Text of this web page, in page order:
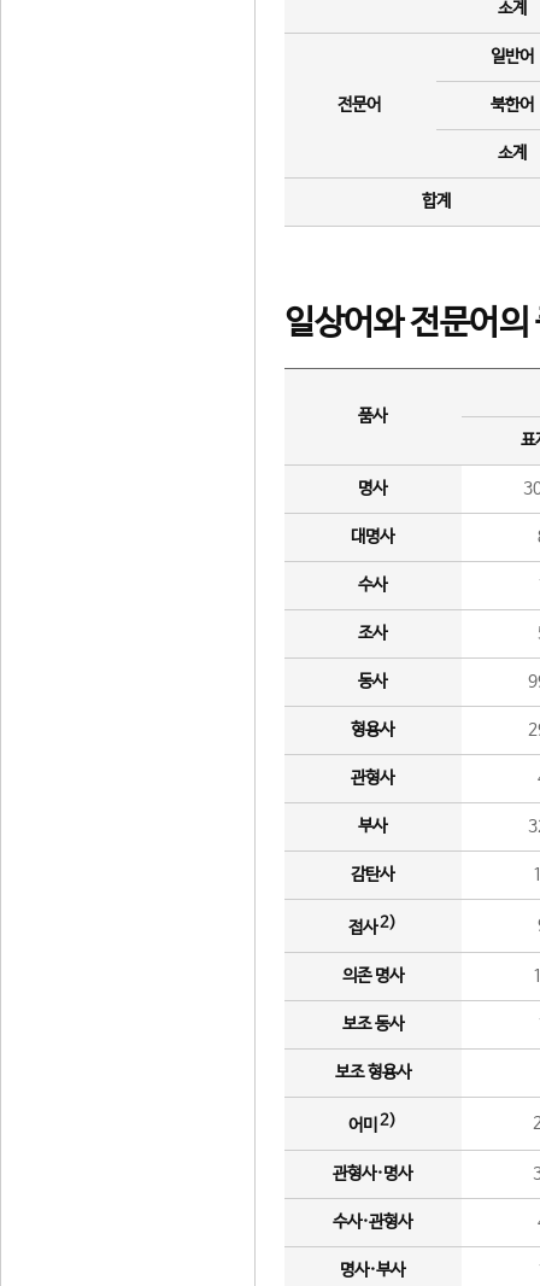
소계
전문어
일반어
북한어
소계
합계
일상어와 전문어의
품사
표
명사
대명사
수사
조사
동사
형용사
관형사
부사
감탄사
접사2)
의존 명사
보조 동사
보조 형용사
어미 2)
관형사·명사
수사·관형사
명사·부사